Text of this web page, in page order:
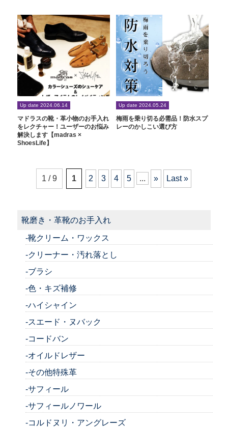
Up date 2024.06.14
マドラスの靴・革小物のお手入れ
をレクチャー！ユーザーのお悩み
解決します【madras ×
ShoesLife】
Up date 2024.05.24
梅雨を乗り切る必需品！防水スプ
レーのかしこい選び方
1 / 9 1 2 3 4 5 ... » Last »
靴磨き・革靴のお手入れ
-靴クリーム・ワックス
-クリーナー・汚れ落とし
-ブラシ
-色・キズ補修
-ハイシャイン
-スエード・ヌバック
-コードバン
-オイルドレザー
-その他特殊革
-サフィール
-サフィールノワール
-コルドヌリ・アングレーズ